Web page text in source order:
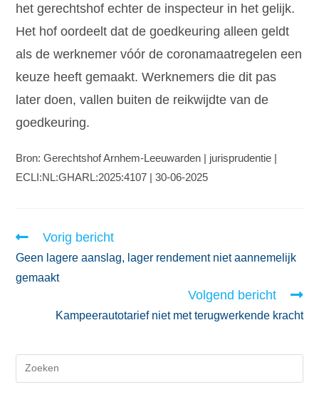
het gerechtshof echter de inspecteur in het gelijk.
Het hof oordeelt dat de goedkeuring alleen geldt
als de werknemer vóór de coronamaatregelen een
keuze heeft gemaakt. Werknemers die dit pas
later doen, vallen buiten de reikwijdte van de
goedkeuring.
Bron: Gerechtshof Arnhem-Leeuwarden | jurisprudentie |
ECLI:NL:GHARL:2025:4107 | 30-06-2025
Vorig bericht
Geen lagere aanslag, lager rendement niet aannemelijk
gemaakt
Volgend bericht
Kampeerautotarief niet met terugwerkende kracht